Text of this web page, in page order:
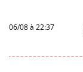
06/08 à 22:37